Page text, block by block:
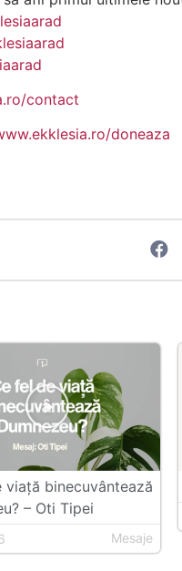
contact
doneaza
viață binecuvântează
– Oti Tipei
Mesaje